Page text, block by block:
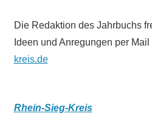
Die Redaktion des Jahrbuchs
Ideen und Anregungen per Mail
kreis.de
Rhein-Sieg-Kreis